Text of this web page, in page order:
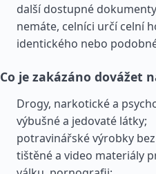
další dostupné
nemáte, celníci určí celní
identického nebo
Co je zakázáno dovážet
Drogy, narkotické a
výbušné a jedovaté látky;
potravinářské výrobky
tištěné a video materiály